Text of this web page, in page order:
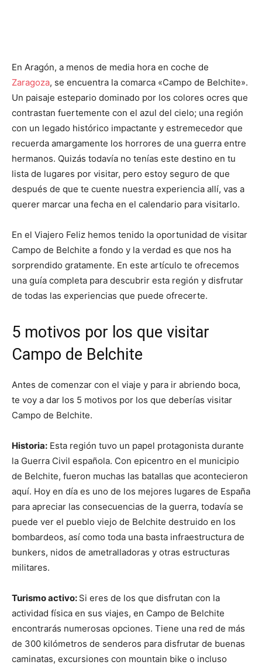
En Aragón, a menos de media hora en coche de
Zaragoza, se encuentra la comarca «Campo de Belchite».
Un paisaje estepario dominado por los colores ocres que
contrastan fuertemente con el azul del cielo; una región
con un legado histórico impactante y estremecedor que
recuerda amargamente los horrores de una guerra entre
hermanos. Quizás todavía no tenías este destino en tu
lista de lugares por visitar, pero estoy seguro de que
después de que te cuente nuestra experiencia allí, vas a
querer marcar una fecha en el calendario para visitarlo.
En el Viajero Feliz hemos tenido la oportunidad de visitar
Campo de Belchite a fondo y la verdad es que nos ha
sorprendido gratamente. En este artículo te ofrecemos
una guía completa para descubrir esta región y disfrutar
de todas las experiencias que puede ofrecerte.
5 motivos por los que visitar
Campo de Belchite
Antes de comenzar con el viaje y para ir abriendo boca,
te voy a dar los 5 motivos por los que deberías visitar
Campo de Belchite.
Historia: Esta región tuvo un papel protagonista durante
la Guerra Civil española. Con epicentro en el municipio
de Belchite, fueron muchas las batallas que acontecieron
aquí. Hoy en día es uno de los mejores lugares de España
para apreciar las consecuencias de la guerra, todavía se
puede ver el pueblo viejo de Belchite destruido en los
bombardeos, así como toda una basta infraestructura de
bunkers, nidos de ametralladoras y otras estructuras
militares.
Turismo activo: Si eres de los que disfrutan con la
actividad física en sus viajes, en Campo de Belchite
encontrarás numerosas opciones. Tiene una red de más
de 300 kilómetros de senderos para disfrutar de buenas
caminatas, excursiones con mountain bike o incluso